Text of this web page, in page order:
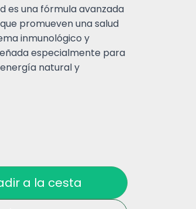
es una fórmula avanzada
promueven una salud
inmunológico y
especialmente para
natural y
a la cesta